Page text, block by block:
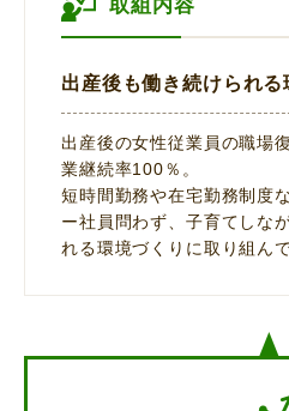
取組内容
出産後も働き続けられる
出産後の女性従業員の職場
業継続率100％。
短時間勤務や在宅勤務制度
ー社員問わず、子育てしな
れる環境づくりに取り組ん